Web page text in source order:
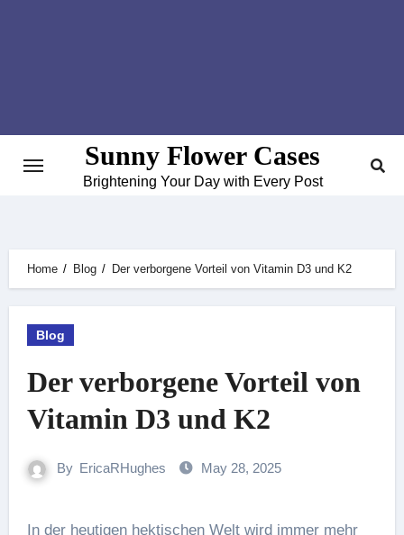
Sunny Flower Cases
Brightening Your Day with Every Post
Home Blog Der verborgene Vorteil von Vitamin D3 und K2
Blog
Der verborgene Vorteil von
Vitamin D3 und K2
By EricaRHughes May 28, 2025
In der heutigen hektischen Welt wird immer mehr